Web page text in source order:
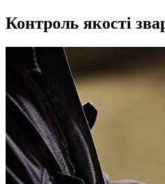
Контроль якості